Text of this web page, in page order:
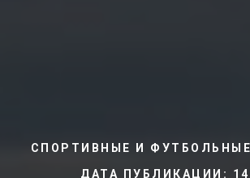
СПОРТИВНЫЕ И
ДАТА ПУБЛИКАЦИИ: